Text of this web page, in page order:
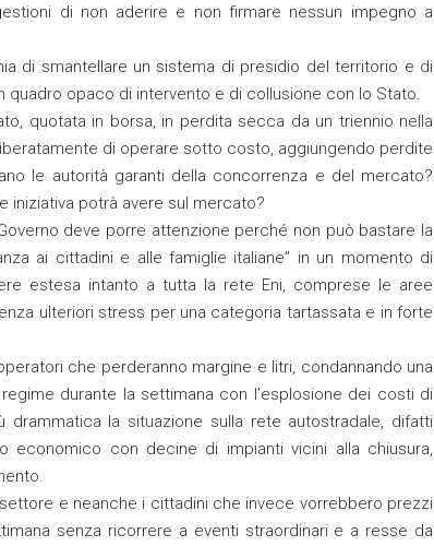
di non aderire e non firmare nessun impegno a
di smantellare un sistema di presidio del territorio e di
opaco di intervento e di collusione con lo Stato.
quotata in borsa, in perdita secca da un triennio nella
di operare sotto costo, aggiungendo perdite
le autorità garanti della concorrenza e del mercato?
iniziativa potrà avere sul mercato?
deve porre attenzione perché non può bastare la
ai cittadini e alle famiglie italiane” in un momento di
estesa intanto a tutta la rete Eni, comprese le aree
ulteriori stress per una categoria tartassata e in forte
che perderanno margine e litri, condannando una
durante la settimana con l’esplosione dei costi di
la situazione sulla rete autostradale, difatti
economico con decine di impianti vicini alla chiusura,
e neanche i cittadini che invece vorrebbero prezzi
senza ricorrere a eventi straordinari e a resse da